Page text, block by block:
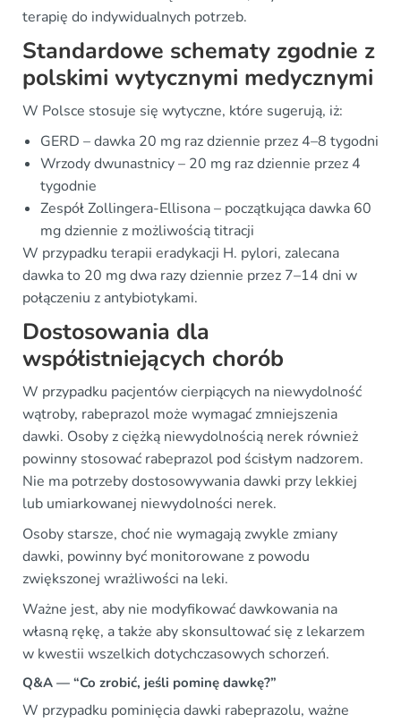
terapię do indywidualnych potrzeb.
Standardowe schematy zgodnie z
polskimi wytycznymi medycznymi
W Polsce stosuje się wytyczne, które sugerują, iż:
GERD – dawka 20 mg raz dziennie przez 4–8 tygodni
Wrzody dwunastnicy – 20 mg raz dziennie przez 4
tygodnie
Zespół Zollingera-Ellisona – początkująca dawka 60
mg dziennie z możliwością titracji
W przypadku terapii eradykacji H. pylori, zalecana
dawka to 20 mg dwa razy dziennie przez 7–14 dni w
połączeniu z antybiotykami.
Dostosowania dla
współistniejących chorób
W przypadku pacjentów cierpiących na niewydolność
wątroby, rabeprazol może wymagać zmniejszenia
dawki. Osoby z ciężką niewydolnością nerek również
powinny stosować rabeprazol pod ścisłym nadzorem.
Nie ma potrzeby dostosowywania dawki przy lekkiej
lub umiarkowanej niewydolności nerek.
Osoby starsze, choć nie wymagają zwykle zmiany
dawki, powinny być monitorowane z powodu
zwiększonej wrażliwości na leki.
Ważne jest, aby nie modyfikować dawkowania na
własną rękę, a także aby skonsultować się z lekarzem
w kwestii wszelkich dotychczasowych schorzeń.
Q&A — “Co zrobić, jeśli pominę dawkę?”
W przypadku pominięcia dawki rabeprazolu, ważne